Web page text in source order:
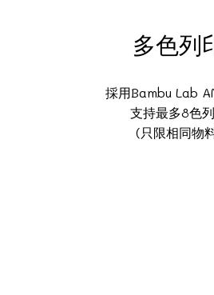
多色列
採用Bambu Lab
支持最多8色
(只限相同物